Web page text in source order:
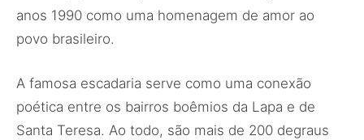
anos 1990 como uma homenagem de amor ao
povo brasileiro.
A famosa escadaria serve como uma conexão
poética entre os bairros boêmios da Lapa e de
Santa Teresa. Ao todo, são mais de 200 degraus